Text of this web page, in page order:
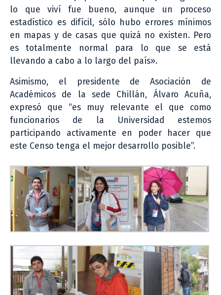
lo que viví fue bueno, aunque un proceso
estadístico es difícil, sólo hubo errores mínimos
en mapas y de casas que quizá no existen. Pero
es totalmente normal para lo que se está
llevando a cabo a lo largo del país».
Asimismo, el presidente de Asociación de
Académicos de la sede Chillán, Álvaro Acuña,
expresó que “es muy relevante el que como
funcionarios de la Universidad estemos
participando activamente en poder hacer que
este Censo tenga el mejor desarrollo posible”.